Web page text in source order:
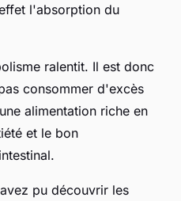
l'absorption du
ralentit. Il est donc
consommer d'excès
alimentation riche en
et le bon
pu découvrir les